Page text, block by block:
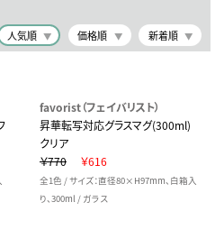
人気順 価格順 新着順
favorist（フェイバリスト）
昇華転写対応グラスマグ(300ml)
クリア
￥770
￥616
全1色 / サイズ：直径80×H97mm、白箱入
り、300ml / ガラス